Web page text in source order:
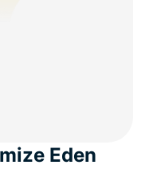
Eden